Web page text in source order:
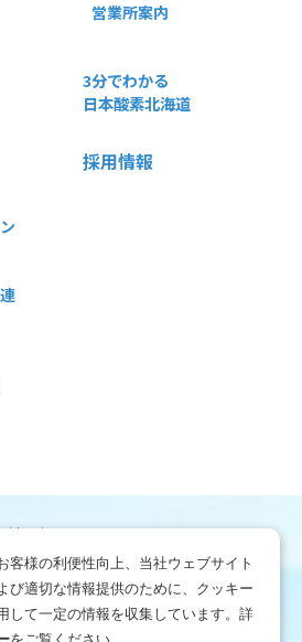
客様の利便性向上、当社ウェブサイト
び適切な情報提供のために、クッキー
して一定の情報を収集しています。詳
営業所案内
3分でわかる
日本酸素北海道
採用情報
利用規約
免責事項
保護方針情報